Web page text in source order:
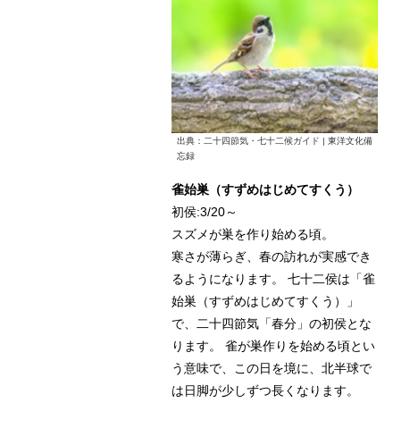
出典：二十四節気・七十二候ガイド | 東洋文化備
忘録
雀始巣（すずめはじめてすくう）
初侯:3/20～
スズメが巣を作り始める頃。
寒さが薄らぎ、春の訪れが実感でき
るようになります。 七十二侯は「雀
始巣（すずめはじめてすくう）」
で、二十四節気「春分」の初侯とな
ります。 雀が巣作りを始める頃とい
う意味で、この日を境に、北半球で
は日脚が少しずつ長くなります。